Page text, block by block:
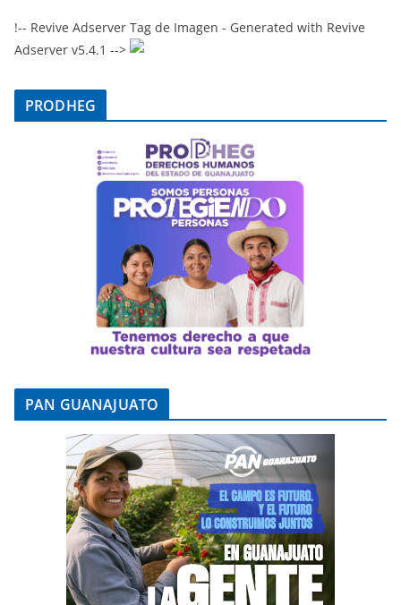
o
k
p
!-- Revive Adserver Tag de Imagen - Generated with Revive
Adserver v5.4.1 -->
PRODHEG
PAN GUANAJUATO